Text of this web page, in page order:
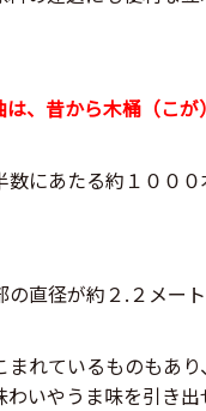
、昔から木桶（こ
にあたる約１００
直径が約２.２メー
れているものもあ
いやうま味を引き